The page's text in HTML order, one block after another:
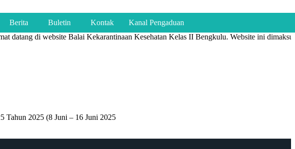
Berita Buletin Kontak
Kanal Pengaduan
datang di website Balai Kekarantinaan Kesehatan Kelas II Bengkulu. Website ini
Tahun 2025 (8 Juni – 16 Juni 2025